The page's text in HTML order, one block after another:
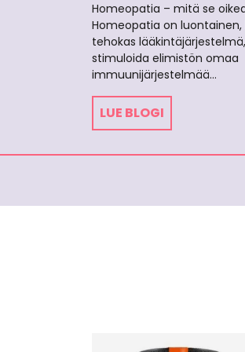
Homeopatia – mitä se
Homeopatia on luontainen,
tehokas
stimuloida elimistön omaa
immuunijärjestelmää…
LUE BLOGI